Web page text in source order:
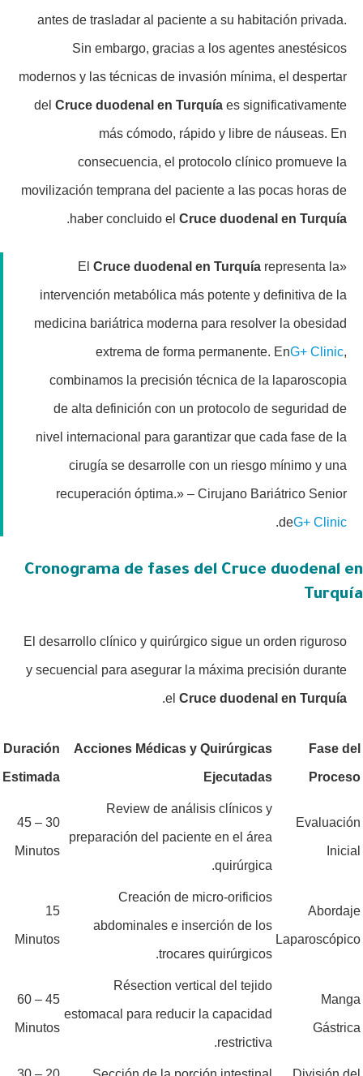
antes de trasladar al paciente a su habitación privada.
Sin embargo, gracias a los agentes anestésicos
modernos y las técnicas de invasión mínima, el despertar
del Cruce duodenal en Turquía es significativamente
más cómodo, rápido y libre de náuseas. En
consecuencia, el protocolo clínico promueve la
movilización temprana del paciente a las pocas horas de
haber concluido el Cruce duodenal en Turquía
.
«El
Cruce duodenal en Turquía representa la
intervención metabólica más potente y definitiva de la
medicina bariátrica moderna para resolver la obesidad
extrema de forma permanente. EnG+ Clinic,
combinamos la precisión técnica de la laparoscopia
de alta definición con un protocolo de seguridad de
nivel internacional para garantizar que cada fase de la
cirugía se desarrolle con un riesgo mínimo y una
recuperación óptima.» – Cirujano Bariátrico Senior
deG+ Clinic
.
Cronograma de fases del Cruce duodenal en
Turquía
El desarrollo clínico y quirúrgico sigue un orden riguroso
y secuencial para asegurar la máxima precisión durante
el Cruce duodenal en Turquía
.
Fase del
Proceso
Acciones Médicas y Quirúrgicas
Ejecutadas
Duración
Estimada
Evaluación
Inicial
Review de análisis clínicos y
preparación del paciente en el área
quirúrgica.
30 – 45
Minutos
Abordaje
Laparoscópico
Creación de micro-orificios
abdominales e inserción de los
trocares quirúrgicos.
15
Minutos
Manga
Gástrica
Résection vertical del tejido
estomacal para reducir la capacidad
restrictiva.
45 – 60
Minutos